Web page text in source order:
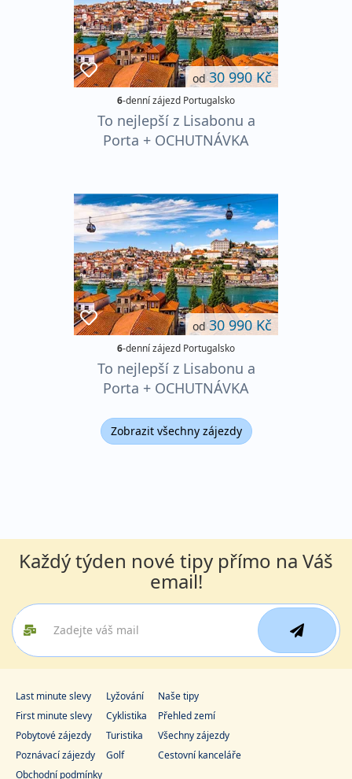
od30 990 Kč
6-denní zájezd Portugalsko
To nejlepší z Lisabonu a
Porta + OCHUTNÁVKA
od30 990 Kč
6-denní zájezd Portugalsko
To nejlepší z Lisabonu a
Porta + OCHUTNÁVKA
Zobrazit všechny zájezdy
Každý týden nové tipy přímo na Váš
email!
Last minute slevy
First minute slevy
Pobytové zájezdy
Poznávací zájezdy
Lyžování
Cyklistika
Turistika
Golf
Naše tipy
Přehled zemí
Všechny zájezdy
Cestovní kanceláře
Obchodní podmínky